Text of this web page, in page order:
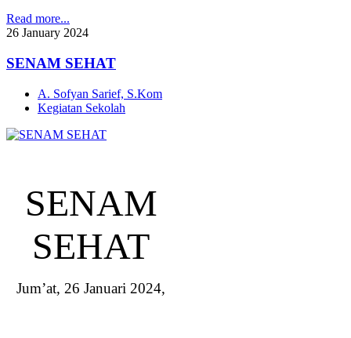
Read more...
26 January 2024
SENAM SEHAT
A. Sofyan Sarief, S.Kom
Kegiatan Sekolah
SENAM
SEHAT
Jum’at, 26 Januari 2024,